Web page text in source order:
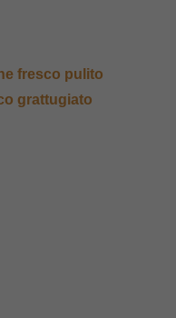
fresco pulito
grattugiato